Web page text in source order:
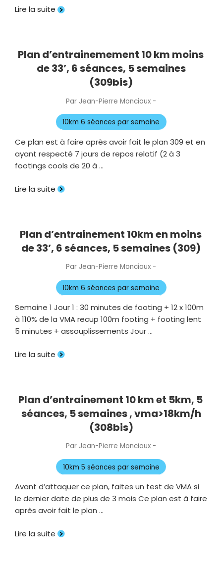
Lire la suite
Plan d’entrainemement 10 km moins
de 33’, 6 séances, 5 semaines
(309bis)
Par Jean-Pierre Monciaux -
le
10km 6 séances par semaine
Ce plan est à faire après avoir fait le plan 309 et en
ayant respecté 7 jours de repos relatif (2 à 3
footings cools de 20 à …
Lire la suite
Plan d’entrainement 10km en moins
de 33’, 6 séances, 5 semaines (309)
Par Jean-Pierre Monciaux -
le
10km 6 séances par semaine
Semaine 1 Jour 1 : 30 minutes de footing + 12 x 100m
à 110% de la VMA recup 100m footing + footing lent
5 minutes + assouplissements Jour …
Lire la suite
Plan d’entrainement 10 km et 5km, 5
séances, 5 semaines , vma>18km/h
(308bis)
Par Jean-Pierre Monciaux -
le
10km 5 séances par semaine
Avant d’attaquer ce plan, faites un test de VMA si
le dernier date de plus de 3 mois Ce plan est à faire
après avoir fait le plan …
Lire la suite